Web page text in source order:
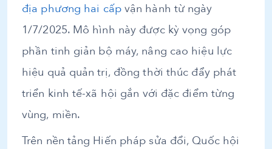
địa phương hai cấpvận hành từ ngày
1/7/2025. Mô hình này được kỳ vọng góp
phần tinh giản bộ máy, nâng cao hiệu lực
hiệu quả quản trị, đồng thời thúc đẩy phát
triển kinh tế-xã hội gắn với đặc điểm từng
vùng, miền.
Trên nền tảng Hiến pháp sửa đổi, Quốc hội